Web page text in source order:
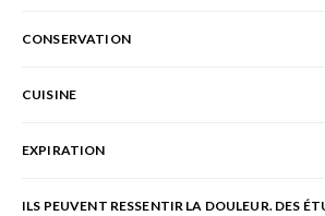
CONSERVATION
CUISINE
EXPIRATION
ILS PEUVENT RESSENTIR LA DOULEUR. DES